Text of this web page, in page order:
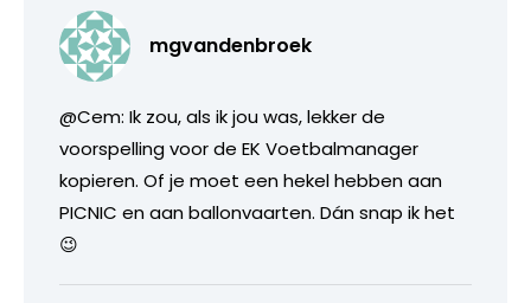
mgvandenbroek
@Cem: Ik zou, als ik jou was, lekker de
voorspelling voor de EK Voetbalmanager
kopieren. Of je moet een hekel hebben aan
PICNIC en aan ballonvaarten. Dán snap ik het
😉